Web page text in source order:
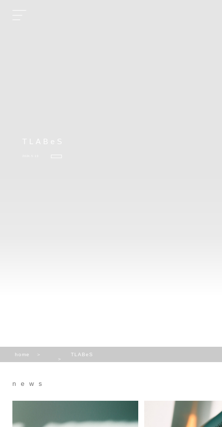
TLABeS
home TLABeS
news